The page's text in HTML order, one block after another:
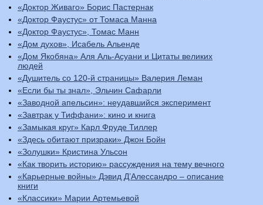
«Доктор Живаго» Борис Пастернак
«Доктор Фаустус» от Томаса Манна
«Доктор Фаустус», Томас Манн
«Дом духов», Исабель Альенде
«Дом Якобяна» Аля Аль-Асуани и Цитаты великих
людей
«Душитель со 120-й страницы» Валерия Леман
«Если бы ты знал», Эльчин Сафарли
«Заводной апельсин»: неудавшийся эксперимент
«Завтрак у Тиффани»: кино и книга
«Замыкая круг» Карл Фруде Тиллер
«Здесь обитают призраки» Джон Бойн
«Золушки» Кристина Ульсон
«Как творить историю» рассуждения на тему вечного
«Карьерные войны» Дэвид Д’Алессандро – описание
книги
«Классики» Марии Артемьевой